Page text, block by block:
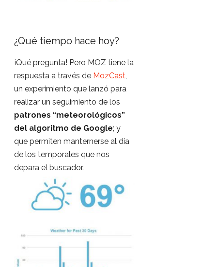
¿Qué tiempo hace hoy?
¡Qué pregunta! Pero MOZ tiene la
respuesta a través de MozCast
un experimiento que lanzó para
realizar un seguimiento de los
patrones “meteorológicos”
del algoritmo de Google; y
que permiten manternerse al día
de los temporales que nos
depara el buscador.